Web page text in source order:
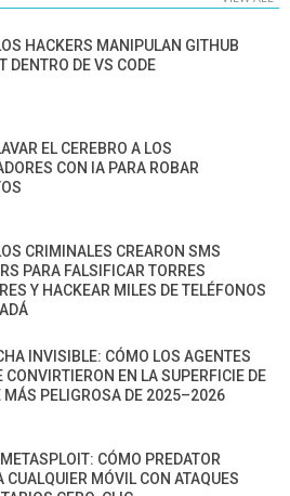
HACKERS MANIPULAN GITHUB
DENTRO DE VS CODE
EL CEREBRO A LOS
CON IA PARA ROBAR
CRIMINALES CREARON SMS
PARA FALSIFICAR TORRES
Y HACKEAR MILES DE TELÉFONOS
INVISIBLE: CÓMO LOS AGENTES
CONVIRTIERON EN LA SUPERFICIE DE
MÁS PELIGROSA DE 2025–2026
CÓMO PREDATOR
CUALQUIER MÓVIL CON ATAQUES